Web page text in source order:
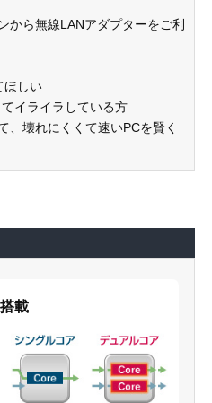
から無線LANアダプターをご利
ほしい
イライラしている方
、壊れにくくて速いPCを賢く
載